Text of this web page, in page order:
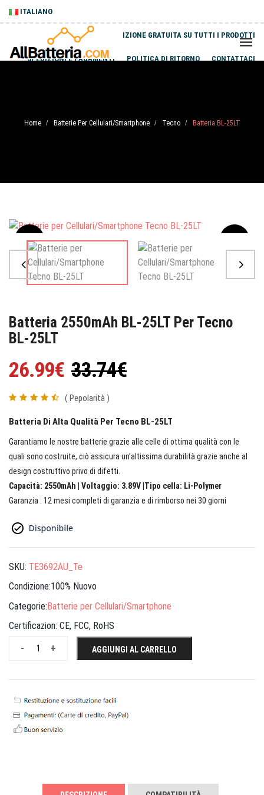
ITALIANO
SPEDIZIONE GRATUITA SU TUTTI I PRODOTTI
SPEDIZIONI E PAGAMENTI POLITICA DI RITORNO CONTATTACI
Home / Batterie Per Cellulari/Smartphone / Tecno / Batteria BL-25LT
Sale
Batteria 2550mAh BL-25LT Per Tecno
BL-25LT
26.99€ 33.74€
( Pepolarità )
Batteria Di Alta Qualità Per Tecno BL-25LT
Garantiamo le nostre batterie grazie alle celle di ottima qualità con le
quali sono costruite, ciò assicura un’altissima durabilità grazie anche al
design costruttivo privo di difetti.
Capacità: 2550mAh | Voltaggio: 3.89V |Tipo cella: Li-Polymer
Garanzia : 12 mesi completi di garanzia e di rimborso nei 30 giorni
SKU: TE3692AU_Te
Condizione:100% Nuovo
Categorie:Batterie per Cellulari/Smartphone
Certificazion: CE, FCC, RoHS
+
- AGGIUNGI AL CARRELLO